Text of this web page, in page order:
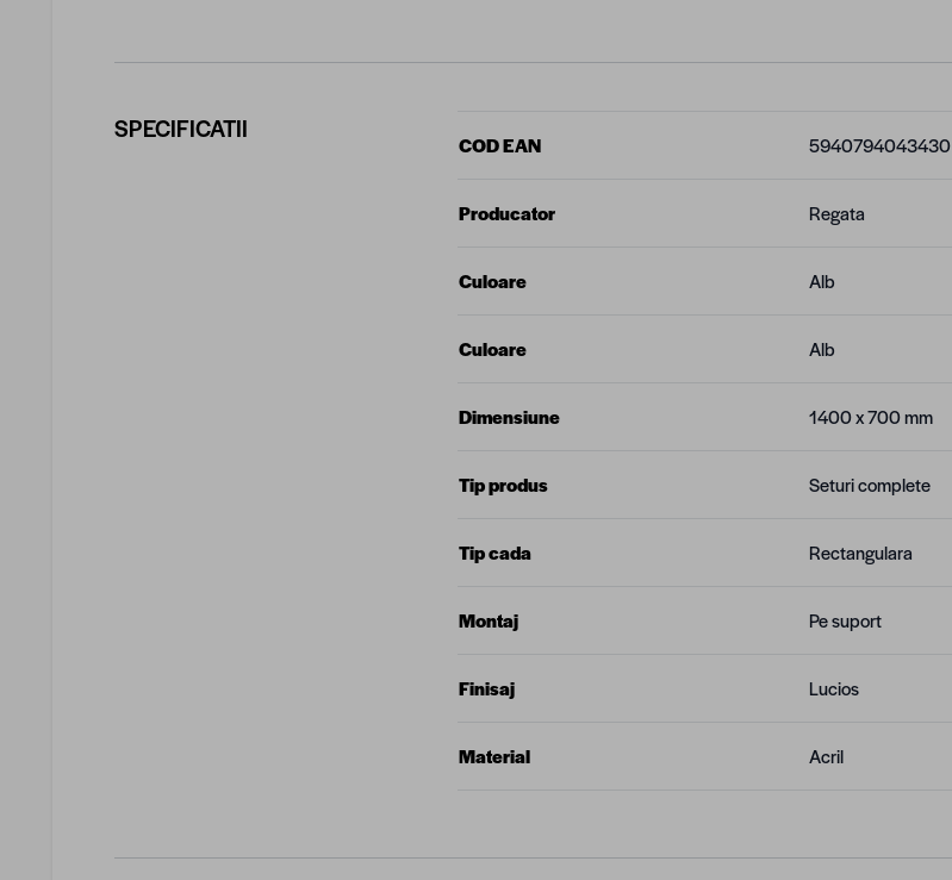
SPECIFICATII
COD EAN 5940794043430
Producator Regata
Culoare Alb
Culoare Alb
Dimensiune 1400 x 700 mm
Tip produs Seturi complete
Tip cada Rectangulara
Montaj Pe suport
Finisaj Lucios
Material Acril